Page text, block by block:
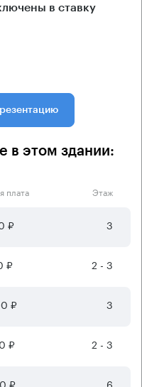
в ставку
в этом здании:
плата Этаж
₽ 3
₽ 2 - 3
₽ 3
₽ 2 - 3
₽ 6